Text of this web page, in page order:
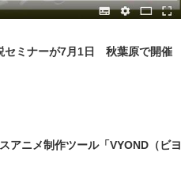
セミナーが7月1日 秋葉原で開催
アニメ制作ツール「VYOND（ビヨ